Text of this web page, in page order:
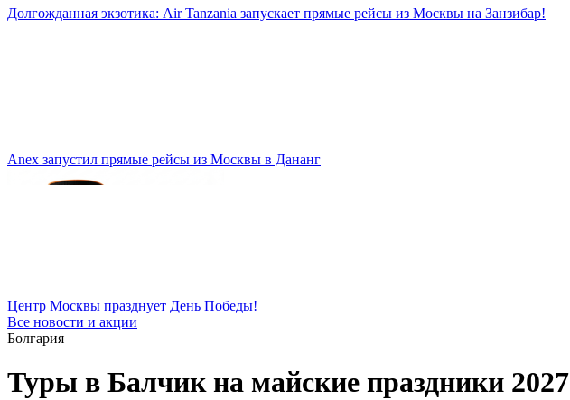
Долгожданная экзотика: Air Tanzania запускает прямые рейсы из Москвы на Занзибар!
Anex запустил прямые рейсы из Москвы в Дананг
Центр Москвы празднует День Победы!
Все новости и акции
Болгария
Туры в Балчик на майские праздники 2027